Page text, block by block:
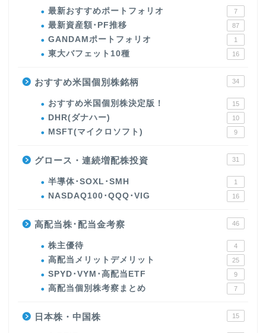
最新おすすめポートフォリオ 7
最新資産額･PF推移 87
GANDAMポートフォリオ 1
東大バフェット10種 16
おすすめ米国個別株銘柄 34
おすすめ米国個別株決定版！ 15
DHR(ダナハー) 10
MSFT(マイクロソフト) 9
グロース・連続増配株投資 31
半導体･SOXL･SMH 1
NASDAQ100･QQQ･VIG 16
高配当株･配当金考察 46
株主優待 4
高配当メリットデメリット 25
SPYD･VYM･高配当ETF 9
高配当個別株考察まとめ 7
日本株・中国株 15